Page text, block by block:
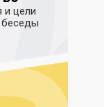
и цели